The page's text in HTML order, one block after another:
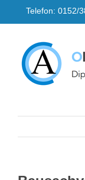
to
content
Telefon: 0152/